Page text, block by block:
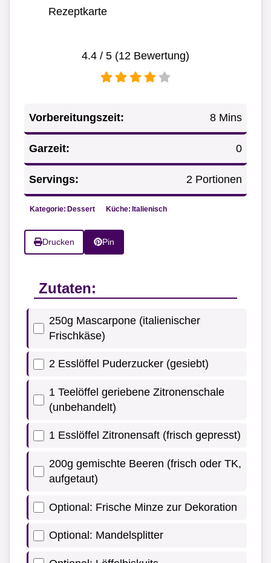
Rezeptkarte
4.4 / 5 (12 Bewertung)
Vorbereitungszeit: 8 Mins
Garzeit: 0
Servings: 2 Portionen
Kategorie: Dessert Küche: Italienisch
Drucken Pin
Zutaten:
250g Mascarpone (italienischer
Frischkäse)
2 Esslöffel Puderzucker (gesiebt)
1 Teelöffel geriebene Zitronenschale
(unbehandelt)
1 Esslöffel Zitronensaft (frisch gepresst)
200g gemischte Beeren (frisch oder TK,
aufgetaut)
Optional: Frische Minze zur Dekoration
Optional: Mandelsplitter